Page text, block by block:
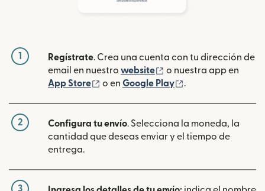
1 Regístrate. Crea una cuenta con tu dirección de
email en nuestro website (se abre en una
o nuestra app en
App Store
(se abre en una ventana nueva)
o en Google Play .
2 Configura tu envío. Selecciona la moneda, la
cantidad que deseas enviar y el tiempo de
entrega.
3